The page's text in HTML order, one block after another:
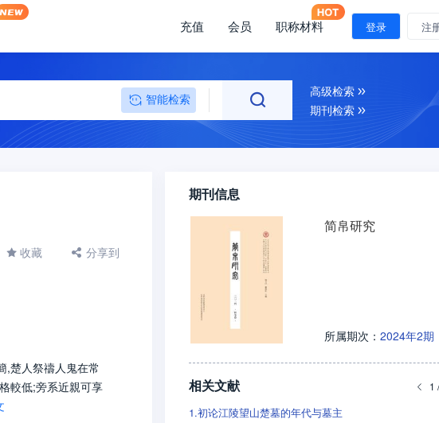
充值 会员 职称材料 登录 注
智能检索
高级检索
期刊检索
收藏 分享到
,楚人祭禱人鬼在常
較低;旁系近親可享
期刊信息
简帛研究
所属期次： 2024年2期
相关文献 1
1.初论江陵望山楚墓的年代与墓主